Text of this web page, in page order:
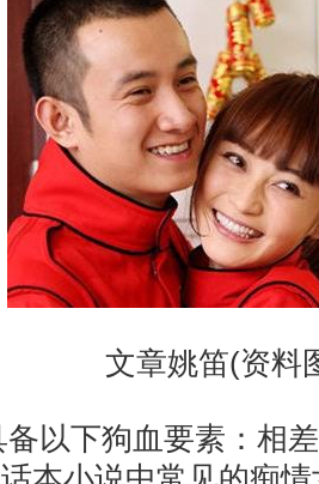
文章姚笛(资料
以下狗血要素：相